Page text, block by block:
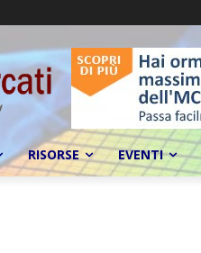
RISORSE EVENTI